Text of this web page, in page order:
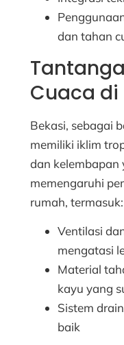
dan tahan
Cuaca di
Bekasi, sebagai
memiliki iklim
dan kelembapan
memengaruhi
rumah, termasuk:
Ventilasi
mengatasi
Material
kayu yang
Sistem
baik